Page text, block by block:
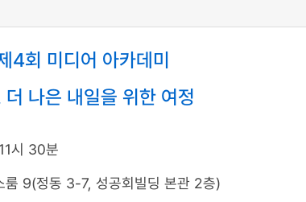
4회 미디어 아카데미
나은 내일을 위한 여정
시 30분
룸 9(정동 3-7, 성공회빌딩 본관 2층)